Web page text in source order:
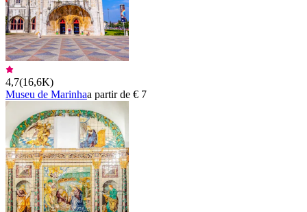
4,7(16,6K)
Museu de Marinhaa partir de € 7